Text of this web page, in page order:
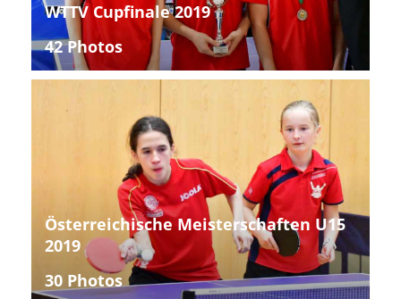
WTTV Cupfinale 2019
42 Photos
Österreichische Meisterschaften U15
2019
30 Photos